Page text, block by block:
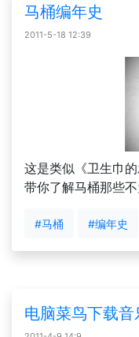
马桶编年史
2011-5-18 12:39
这是类似《卫生巾
带你了解马桶那些不
#马桶 #编年史
电脑菜鸟下载